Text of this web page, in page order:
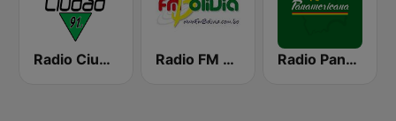
Radio Ciudad Radio FM Bolivia Radio Panamericana